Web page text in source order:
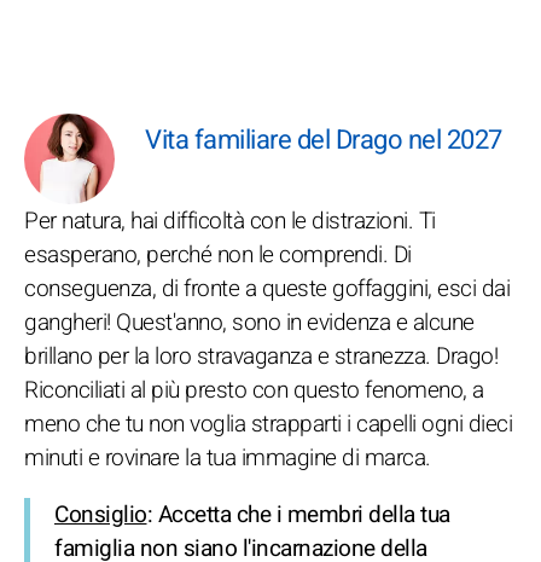
Vita familiare del Drago nel 2027
Per natura, hai difficoltà con le distrazioni. Ti
esasperano, perché non le comprendi. Di
conseguenza, di fronte a queste goffaggini, esci dai
gangheri! Quest'anno, sono in evidenza e alcune
brillano per la loro stravaganza e stranezza. Drago!
Riconciliati al più presto con questo fenomeno, a
meno che tu non voglia strapparti i capelli ogni dieci
minuti e rovinare la tua immagine di marca.
Consiglio: Accetta che i membri della tua
famiglia non siano l'incarnazione della